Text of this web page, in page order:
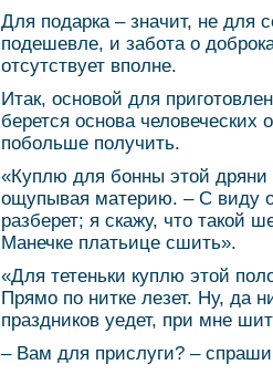
Для подарка – значит, не для
подешевле, и забота о
отсутствует вполне.
Итак, основой для
берется основа
побольше получить.
«Куплю для бонны этой дряни
ощупывая материю. – С виду
разберет; я скажу, что такой
Манечке платьице сшить».
«Для тетеньки куплю этой
Прямо по нитке лезет. Ну, да
праздников уедет, при мне
– Вам для прислуги? –